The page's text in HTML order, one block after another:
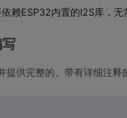
依赖ESP32内置的I2S库，
提供完整的、带有详细注释